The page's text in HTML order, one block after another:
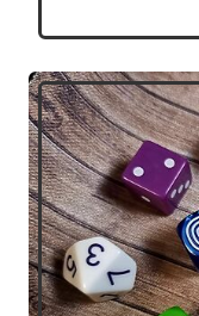
présentation